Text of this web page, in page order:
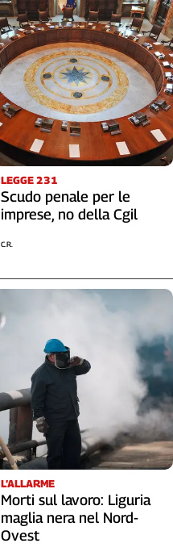
LEGGE 231
Scudo penale per le
imprese, no della Cgil
C.R.
L’ALLARME
Morti sul lavoro: Liguria
maglia nera nel Nord-
Ovest